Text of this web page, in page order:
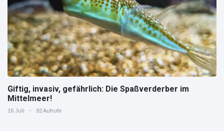
Giftig, invasiv, gefährlich: Die Spaßverderber im
Mittelmeer!
16 Juli 92 Aufrufe